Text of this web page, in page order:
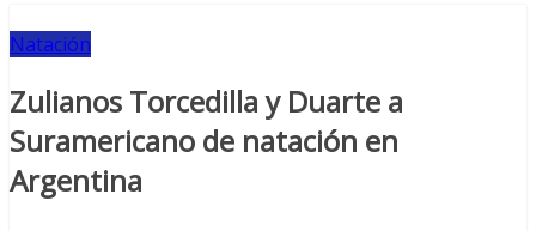
Natación
Zulianos Torcedilla y Duarte a
Suramericano de natación en
Argentina